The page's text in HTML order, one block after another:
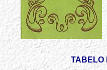
TABELO